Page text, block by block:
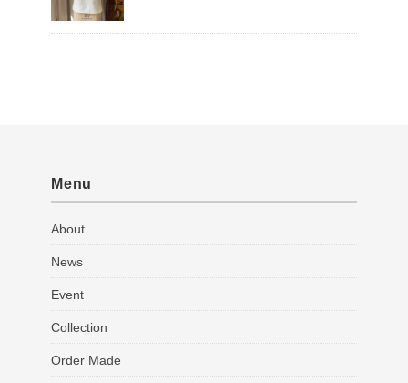
Menu
About
News
Event
Collection
Order Made